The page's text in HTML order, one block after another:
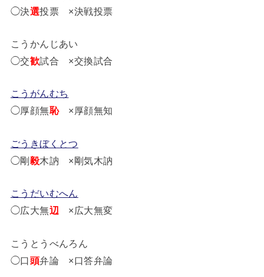
◯決選投票 ×決戦投票
こうかんじあい
◯交歓試合 ×交換試合
こうがんむち
◯厚顔無恥×厚顔無知
ごうきぼくとつ
◯剛毅木訥 ×剛気木訥
こうだいむへん
◯広大無辺 ×広大無変
こうとうべんろん
◯口頭弁論 ×口答弁論